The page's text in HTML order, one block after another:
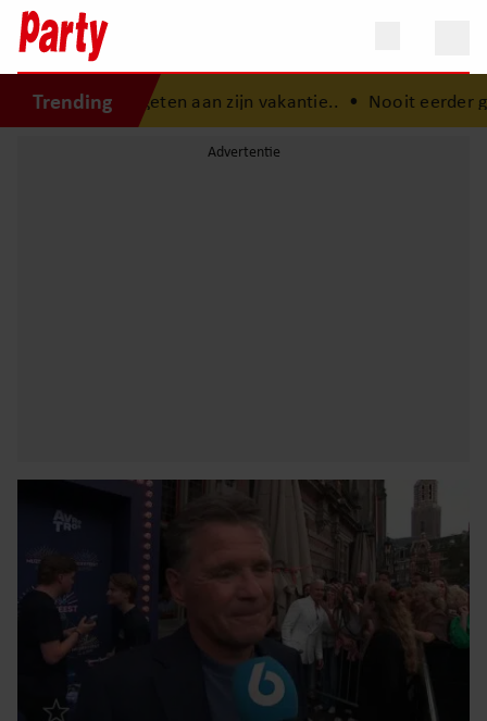
Trendingaan zijn vakantie.. • Nooit eerder gehoord